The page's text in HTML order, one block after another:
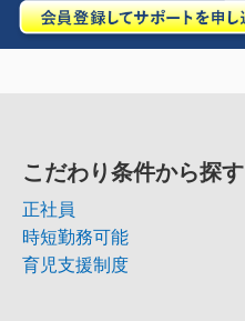
こだわり条件から探す
正社員
時短勤務可能
育児支援制度